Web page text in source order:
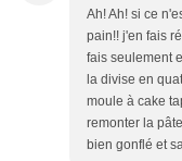
Ah! Ah! si ce
pain!! j'en fais
fais seulement
la divise en
moule à cake
remonter la
bien gonflé et